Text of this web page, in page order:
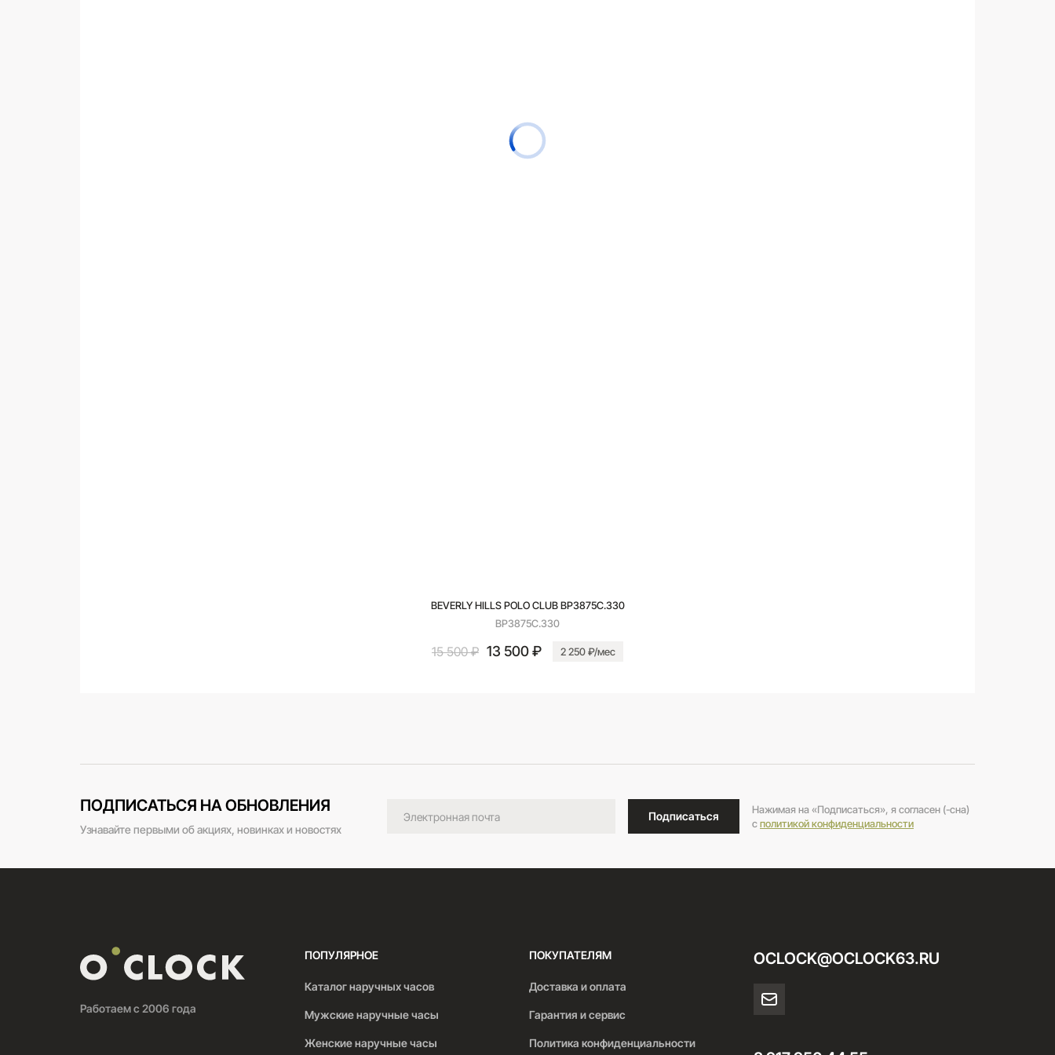
BEVERLY HILLS POLO CLUB BP3875C.330
BP3875C.330
15 500 ₽ 13 500 ₽ 2 250 ₽/мес
ПОДПИСАТЬСЯ НА ОБНОВЛЕНИЯ
Узнавайте первыми об акциях, новинках и новостях
Подписаться
Нажимая на «Подписаться», я согласен (-сна)
cполитикой конфиденциальности
Работаем с 2006 года
ПОПУЛЯРНОЕ
Каталог наручных часов
Мужские наручные часы
Женские наручные часы
ПОКУПАТЕЛЯМ
Доставка и оплата
Гарантия и сервис
Политика конфиденциальности
OCLOCK@OCLOCK63.RU